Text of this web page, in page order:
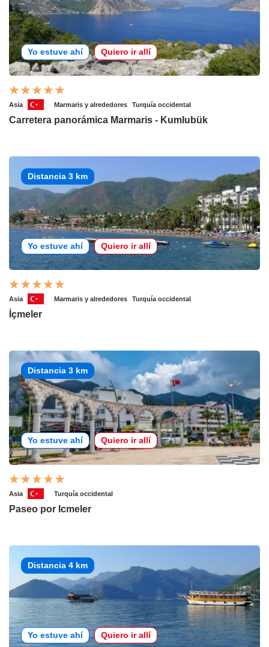
Yo estuve ahí Quiero ir allí
Asia Marmaris y alrededores Turquía occidental
Carretera panorámica Marmaris - Kumlubük
Distancia 3 km
Yo estuve ahí Quiero ir allí
Asia Marmaris y alrededores Turquía occidental
İçmeler
Distancia 3 km
Yo estuve ahí Quiero ir allí
Asia Turquía occidental
Paseo por Icmeler
Distancia 4 km
Yo estuve ahí Quiero ir allí